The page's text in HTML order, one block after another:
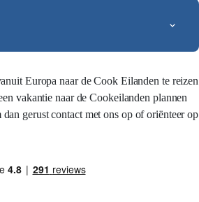
Europa naar de Cook Eilanden te reizen
vakantie naar de Cookeilanden plannen
gerust contact met ons op of oriënteer op